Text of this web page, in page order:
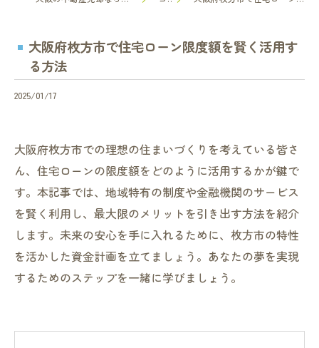
大阪府枚方市で住宅ローン限度額を賢く活用す
る方法
2025/01/17
大阪府枚方市での理想の住まいづくりを考えている皆さ
ん、住宅ローンの限度額をどのように活用するかが鍵で
す。本記事では、地域特有の制度や金融機関のサービス
を賢く利用し、最大限のメリットを引き出す方法を紹介
します。未来の安心を手に入れるために、枚方市の特性
を活かした資金計画を立てましょう。あなたの夢を実現
するためのステップを一緒に学びましょう。